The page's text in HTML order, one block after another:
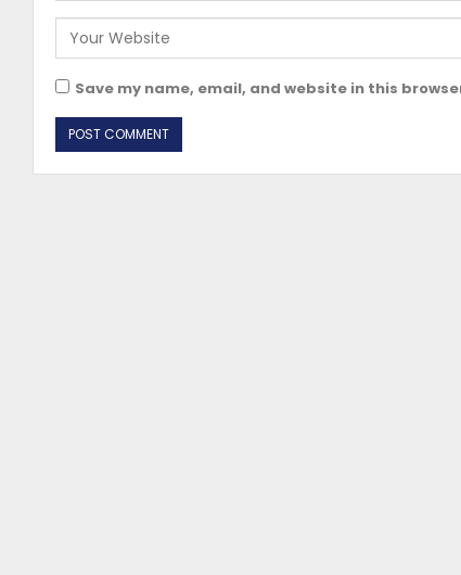
Save my name, email, and website in this